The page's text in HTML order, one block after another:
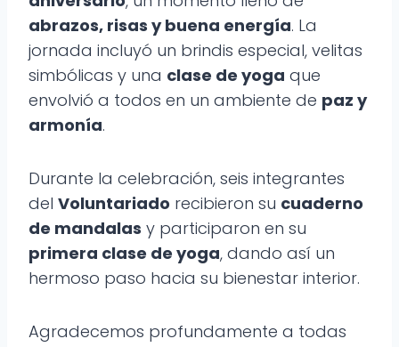
abrazos, risas y buena energía. La
jornada incluyó un brindis especial, velitas
simbólicas y una clase de yoga que
envolvió a todos en un ambiente de paz y
armonía.
Durante la celebración, seis integrantes
del Voluntariado recibieron su cuaderno
de mandalas y participaron en su
primera clase de yoga, dando así un
hermoso paso hacia su bienestar interior.
Agradecemos profundamente a todas